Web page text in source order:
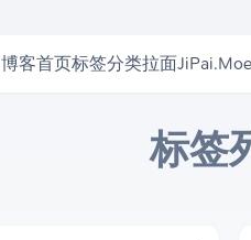
博客首页标签分类拉面JiPai.Moe
标签